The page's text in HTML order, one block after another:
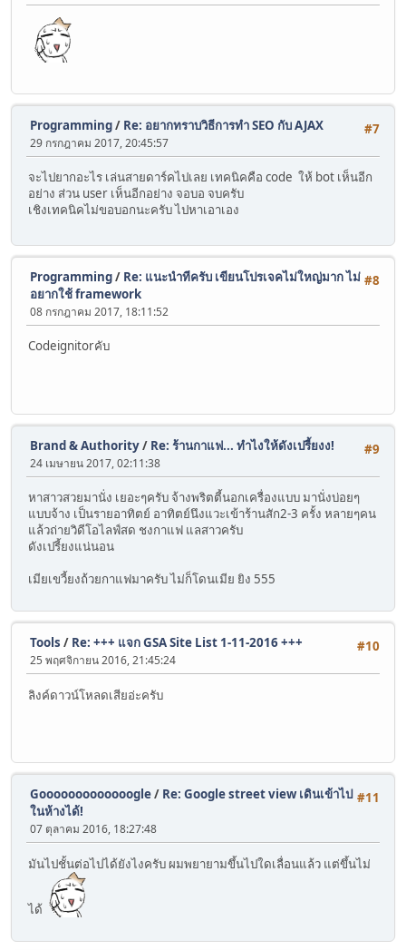
#7
Programming/ Re: อยากทราบวิธีการทำ SEO กับ AJAX
29 กรกฎาคม 2017, 20:45:57
จะไปยากอะไร เล่นสายดาร์คไปเลย เทคนิคคือ code ให้ bot เห็นอีก
อย่าง ส่วน user เห็นอีกอย่าง จอบอ จบครับ
เชิงเทคนิคไม่ขอบอกนะครับ ไปหาเอาเอง
#8
Programming/ Re: แนะนำทีครับ เขียนโปรเจคไม่ใหญ่มาก ไม่
อยากใช้ framework
08 กรกฎาคม 2017, 18:11:52
Codeignitorคับ
#9
Brand & Authority/ Re: ร้านกาแฟ... ทำไงให้ดังเปรี้ยงง!
24 เมษายน 2017, 02:11:38
หาสาวสวยมานั่ง เยอะๆครับ จ้างพริตตี้นอกเครื่องแบบ มานั่งบ่อยๆ
แบบจ้าง เป็นรายอาทิตย์ อาทิตย์นึงแวะเข้าร้านสัก2-3 ครั้ง หลายๆคน
แล้วถ่ายวิดีโอไลฟ์สด ชงกาแฟ แลสาวครับ
ดังเปรี้ยงแน่นอน
เมียเขวี้ยงถ้วยกาแฟมาครับ ไม่ก็โดนเมีย ยิง 555
#10
Tools / Re: +++ แจก GSA Site List 1-11-2016 +++
25 พฤศจิกายน 2016, 21:45:24
ลิงค์ดาวน์โหลดเสียอ่ะครับ
#11
Gooooooooooooogle/ Re: Google street view เดินเข้าไป
ในห้างได้!
07 ตุลาคม 2016, 18:27:48
มันไปชั้นต่อไปได้ยังไงครับ ผมพยายามขึ้นไปใดเลื่อนแล้ว แต่ขึ้นไม่
ได้